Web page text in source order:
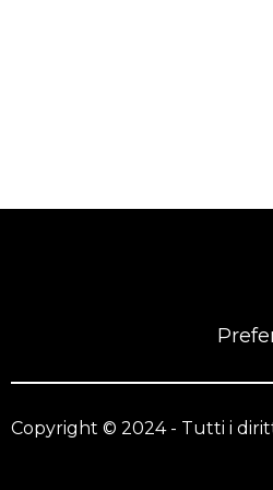
Copyright © 2024 - Tutti i